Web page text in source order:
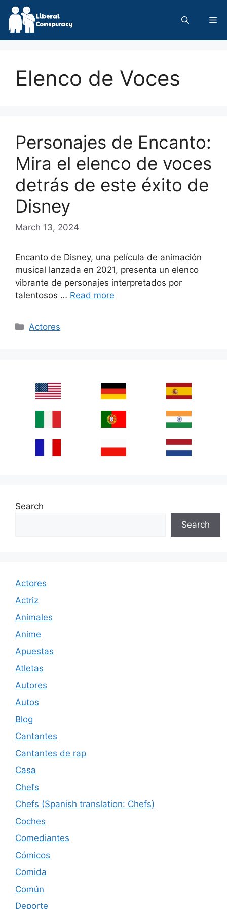
Skip
content
Elenco de Voces
Personajes de Encanto:
Mira el elenco de voces
detrás de este éxito de
Disney
March 13, 2024
Encanto de Disney, una película de animación
musical lanzada en 2021, presenta un elenco
vibrante de personajes interpretados por
talentosos … Read more
Categories
Actores
Search
Search
Actores
Actriz
Animales
Anime
Apuestas
Atletas
Autores
Autos
Blog
Cantantes
Cantantes de rap
Casa
Chefs
Chefs (Spanish translation: Chefs)
Coches
Comediantes
Cómicos
Comida
Común
Deporte